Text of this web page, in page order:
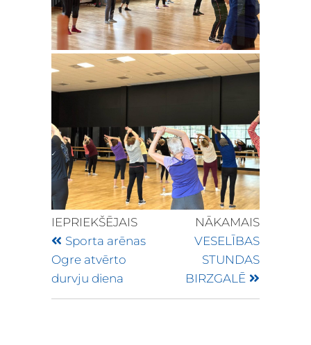
IEPRIEKŠĒJAIS
Sporta arēnas
Ogre atvērto
durvju diena
NĀKAMAIS
VESELĪBAS
STUNDAS
BIRZGALĒ